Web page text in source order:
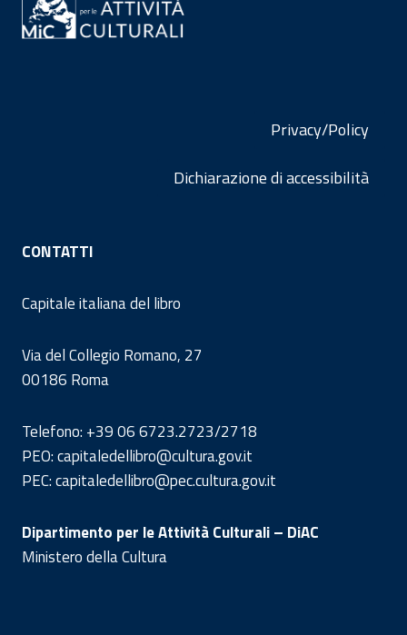
Privacy/Policy
Dichiarazione di accessibilità
CONTATTI
Capitale italiana del libro
Via del Collegio Romano, 27
00186 Roma
Telefono: +39 06 6723.2723/2718
PEO: capitaledellibro@cultura.gov.it
PEC: capitaledellibro@pec.cultura.gov.it
Dipartimento per le Attività Culturali – DiAC
Ministero della Cultura